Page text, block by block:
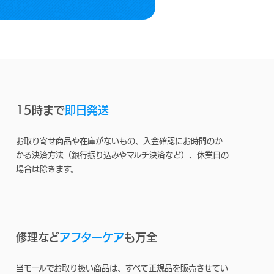
15時まで即日発送
お取り寄せ商品や在庫がないもの、入金確認にお時間のか
かる決済方法（銀行振り込みやマルチ決済など）、休業日の
場合は除きます。
修理などアフターケアも万全
当モールでお取り扱い商品は、すべて正規品を販売させてい